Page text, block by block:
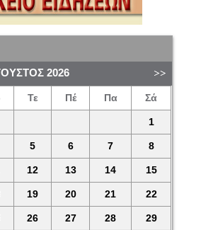
2026
Τε Πέ Πα Σά
1
5 6 7 8
12 13 14 15
19 20 21 22
26 27 28 29